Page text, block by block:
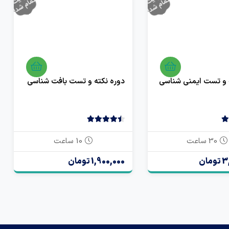
ی
ت ت
!
30 ساعت
ی
ت ت
!
10 ساعت
1,900,000 تومان